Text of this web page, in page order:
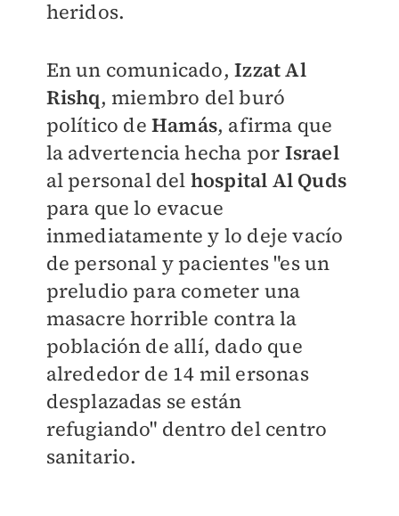
heridos.
En un comunicado,Izzat Al
Rishq, miembro del buró
político de Hamás, afirma que
la advertencia hecha por Israel
al personal del hospital Al Quds
para que lo evacue
inmediatamente y lo deje vacío
de personal y pacientes "es un
preludio para cometer una
masacre horrible contra la
población de allí, dado que
alrededor de 14 mil ersonas
desplazadas se están
refugiando" dentro del centro
sanitario.